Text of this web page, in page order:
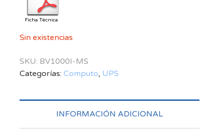
Ficha Técnica
Sin existencias
SKU: BV1000I-MS
Categorías: Computo, UPS
INFORMACIÓN ADICIONAL